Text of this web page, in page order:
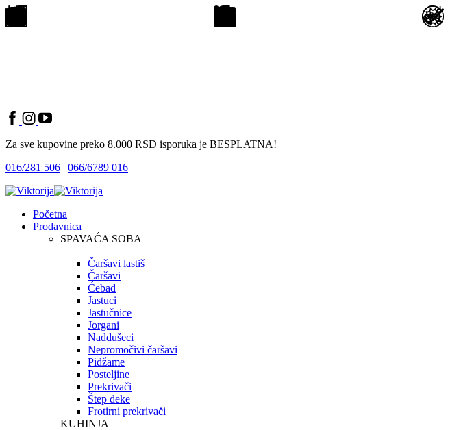
Za sve kupovine preko 8.000 RSD isporuka je BESPLATNA!
016/281 506 | 066/6789 016
Početna
Prodavnica
SPAVAĆA SOBA
Čaršavi lastiš
Čaršavi
Ćebad
Jastuci
Jastučnice
Jorgani
Naddušeci
Nepromočivi čaršavi
Pidžame
Posteljine
Prekrivači
Štep deke
Frotirni prekrivači
KUHINJA